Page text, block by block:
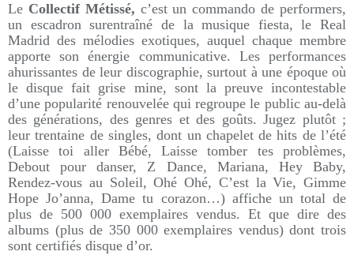
Le Collectif Métissé, c’est un commando de performers,
un escadron surentraîné de la musique fiesta, le Real
Madrid des mélodies exotiques, auquel chaque membre
apporte son énergie communicative. Les performances
ahurissantes de leur discographie, surtout à une époque où
le disque fait grise mine, sont la preuve incontestable
d’une popularité renouvelée qui regroupe le public au-delà
des générations, des genres et des goûts. Jugez plutôt ;
leur trentaine de singles, dont un chapelet de hits de l’été
(Laisse toi aller Bébé, Laisse tomber tes problèmes,
Debout pour danser, Z Dance, Mariana, Hey Baby,
Rendez-vous au Soleil, Ohé Ohé, C’est la Vie, Gimme
Hope Jo’anna, Dame tu corazon…) affiche un total de
plus de 500 000 exemplaires vendus. Et que dire des
albums (plus de 350 000 exemplaires vendus) dont trois
sont certifiés disque d’or.